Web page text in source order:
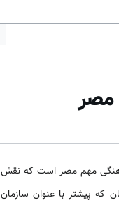
مصر
فرهنگی مهم مصر است که نقش
که پیشتر با عنوان سازمان